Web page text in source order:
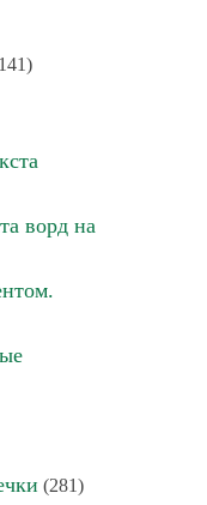
ворд на
(281)